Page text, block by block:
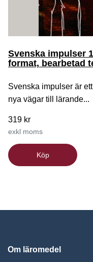
Svenska impulser
format, bearbetad
Svenska impulser är
nya vägar till lärande...
319 kr
exkl moms
Köp
Om läromedel